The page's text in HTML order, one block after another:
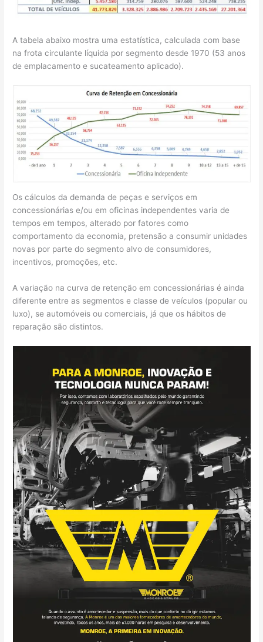
A tabela abaixo mostra uma estatística, calculada com base
na frota circulante líquida por segmento desde 1970 (53 anos
de emplacamento e sucateamento aplicado).
Os cálculos da demanda de peças e serviços em
concessionárias e/ou em oficinas independentes varia de
tempos em tempos, alterado por fatores como
comportamento da economia, pretensão a consumir unidades
novas por parte do segmento alvo de consumidores,
incentivos, promoções, etc.
A variação na curva de retenção em concessionárias é ainda
diferente entre as segmentos e classe de veículos (popular ou
luxo), se automóveis ou comerciais, já que os hábitos de
reparação são distintos.